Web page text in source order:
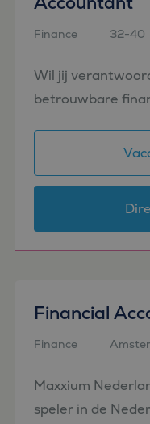
Finance
32-40
Wil jij
betrouwbare
functie
Financial
Finance
Maxxium
speler in de